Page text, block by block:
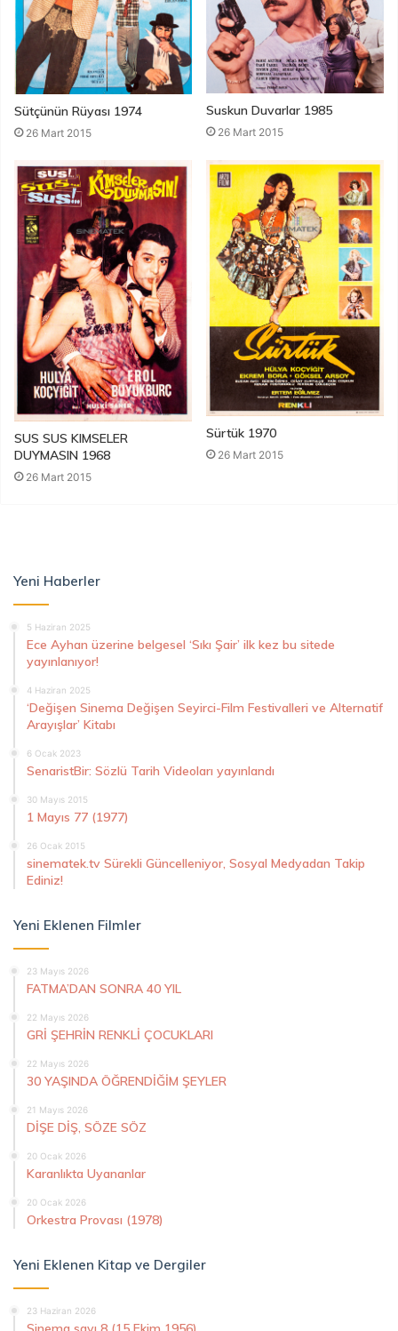
Sütçünün Rüyası 1974
26 Mart 2015
Suskun Duvarlar 1985
26 Mart 2015
SUS SUS KIMSELER
DUYMASIN 1968
26 Mart 2015
Sürtük 1970
26 Mart 2015
Yeni Haberler
5 Haziran 2025
Ece Ayhan üzerine belgesel ‘Sıkı Şair’ ilk kez bu sitede
yayınlanıyor!
4 Haziran 2025
‘Değişen Sinema Değişen Seyirci-Film Festivalleri ve Alternatif
Arayışlar’ Kitabı
6 Ocak 2023
SenaristBir: Sözlü Tarih Videoları yayınlandı
30 Mayıs 2015
1 Mayıs 77 (1977)
26 Ocak 2015
sinematek.tv Sürekli Güncelleniyor, Sosyal Medyadan Takip
Ediniz!
Yeni Eklenen Filmler
23 Mayıs 2026
FATMA’DAN SONRA 40 YIL
22 Mayıs 2026
GRİ ŞEHRİN RENKLİ ÇOCUKLARI
22 Mayıs 2026
30 YAŞINDA ÖĞRENDİĞİM ŞEYLER
21 Mayıs 2026
DİŞE DİŞ, SÖZE SÖZ
20 Ocak 2026
Karanlıkta Uyananlar
20 Ocak 2026
Orkestra Provası (1978)
Yeni Eklenen Kitap ve Dergiler
23 Haziran 2026